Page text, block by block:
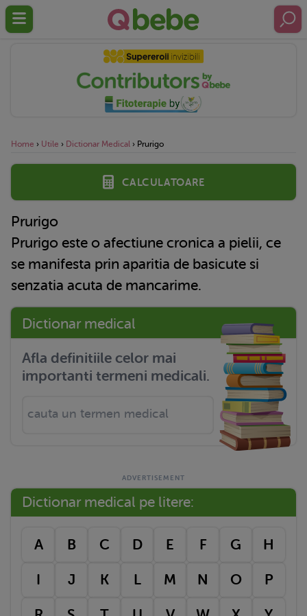
Home › Utile › Dictionar Medical › Prurigo
Calculatoare
Prurigo
Prurigo este o afectiune cronica a pielii, ce
se manifesta prin aparitia de basicute si
senzatia acuta de mancarime.
Dictionar medical
Afla definitiile celor mai
importanti termeni medicali.
Dictionar medical pe litere:
A B C D E F G H
I J K L M N O P